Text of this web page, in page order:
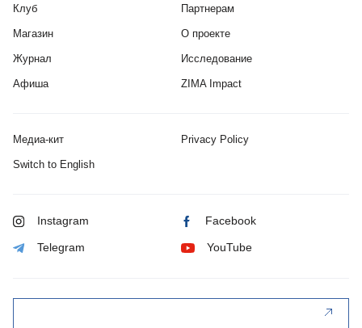
Клуб
Магазин
Журнал
Афиша
Партнерам
О проекте
Исследование
ZIMA Impact
Медиа-кит Privacy Policy
Switch to English
Instagram Facebook
Telegram YouTube